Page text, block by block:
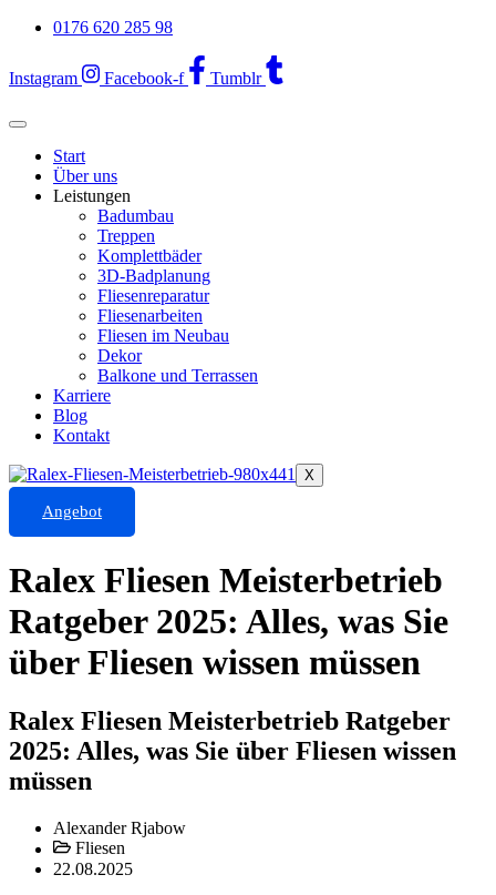
Zum
0176 620 285 98
Instagram Facebook-f Tumblr
Start
Über uns
Leistungen
Badumbau
Treppen
Komplettbäder
3D-Badplanung
Fliesenreparatur
Fliesenarbeiten
Fliesen im Neubau
Dekor
Balkone und Terrassen
Karriere
Blog
Kontakt
X
Angebot
Ralex Fliesen Meisterbetrieb
Ratgeber 2025: Alles, was Sie
über Fliesen wissen müssen
Ralex Fliesen Meisterbetrieb Ratgeber
2025: Alles, was Sie über Fliesen wissen
müssen
Alexander Rjabow
Fliesen
22.08.2025